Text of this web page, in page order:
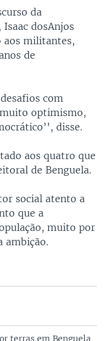
da
dosAnjos
aos militantes,
de
com
optimismo,
disse.
aos quatro que
de Benguela.
social atento a
que a
muito por
ambição.
terras em Benguela